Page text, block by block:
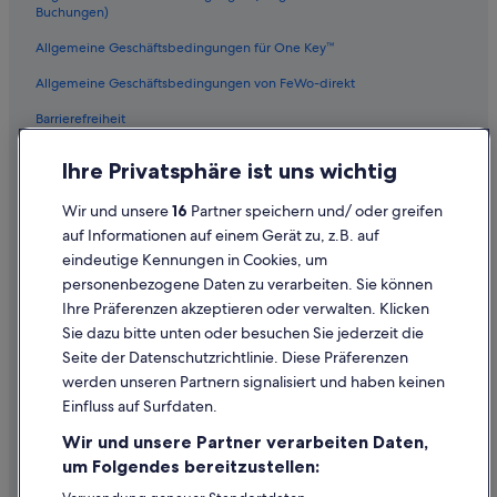
3-Sterne-Hotels in Kapstadt
Victoria & Alfred Waterfront: Hotels
Luxus in Kapstadt
Residenzen in Kapstadt
Strand in Mouille Point
Hotels nahe District Six Museum
5-Sterne-Hotels in Green Point
Village & Life Hotels in Kapstadt
Hotels mit Meerblick in Kapstadt
Kapstadt Hotels
Accor Hotels in Kapstadt
Lodges in Kapstadt
Strand in Kapstadt
Buchungen)
Allgemeine Geschäftsbedingungen für One Key™
Allgemeine Geschäftsbedingungen von FeWo-direkt
Barrierefreiheit
Inhaltsrichtlinien und Melden von Inhalten
Hilfe
Hilfe
Flug stornieren
Rückerstattungsdauer
Ihre Privatsphäre ist uns wichtig
Wir und unsere16 Partner speichern und/ oder greifen
auf Informationen auf einem Gerät zu, z.B. auf
eindeutige Kennungen in Cookies, um
personenbezogene Daten zu verarbeiten. Sie können
Ihre Präferenzen akzeptieren oder verwalten. Klicken
Sie dazu bitte unten oder besuchen Sie jederzeit die
Seite der Datenschutzrichtlinie. Diese Präferenzen
werden unseren Partnern signalisiert und haben keinen
Einfluss auf Surfdaten.
Wir und unsere Partner verarbeiten Daten,
um Folgendes bereitzustellen: